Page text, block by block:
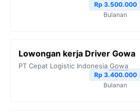
Rp 3.500.000
Bulanan
Lowongan kerja Driver Gowa
PT Cepat Logistic Indonesia Gowa
Rp 3.400.000
Bulanan